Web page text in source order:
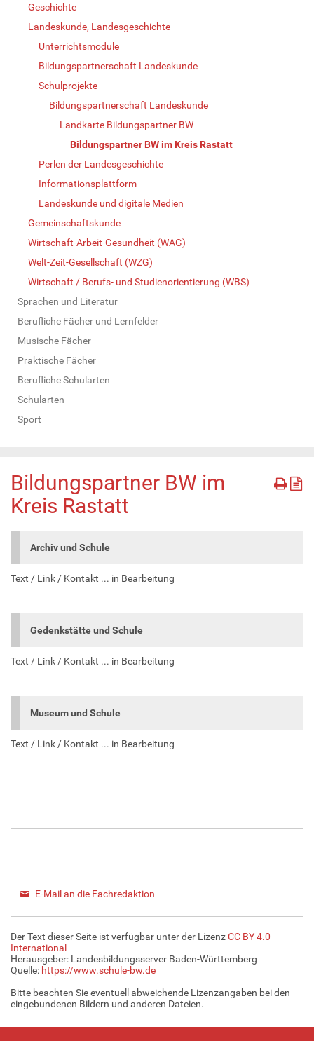
Geschichte
Landeskunde, Landesgeschichte
Unterrichtsmodule
Bildungspartnerschaft Landeskunde
Schulprojekte
Bildungspartnerschaft Landeskunde
Landkarte Bildungspartner BW
Bildungspartner BW im Kreis Rastatt
Perlen der Landesgeschichte
Informationsplattform
Landeskunde und digitale Medien
Gemeinschaftskunde
Wirtschaft-Arbeit-Gesundheit (WAG)
Welt-Zeit-Gesellschaft (WZG)
Wirtschaft / Berufs- und Studienorientierung (WBS)
Sprachen und Literatur
Berufliche Fächer und Lernfelder
Musische Fächer
Praktische Fächer
Berufliche Schularten
Schularten
Sport
Bildungspartner BW im
Kreis Rastatt
Archiv und Schule
Text / Link / Kontakt ... in Bearbeitung
Gedenkstätte und Schule
Text / Link / Kontakt ... in Bearbeitung
Museum und Schule
Text / Link / Kontakt ... in Bearbeitung
E-Mail an die Fachredaktion
Der Text dieser Seite ist verfügbar unter der LizenzCC BY 4.0
International
Herausgeber: Landesbildungsserver Baden-Württemberg
Quelle: https://www.schule-bw.de
Bitte beachten Sie eventuell abweichende Lizenzangaben bei den
eingebundenen Bildern und anderen Dateien.